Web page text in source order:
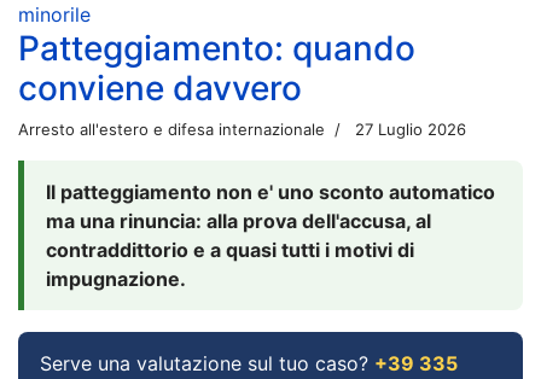
minorile
Patteggiamento: quando
conviene davvero
Arresto all'estero e difesa internazionale 27 Luglio 2026
Il patteggiamento non e' uno sconto automatico
ma una rinuncia: alla prova dell'accusa, al
contraddittorio e a quasi tutti i motivi di
impugnazione.
Serve una valutazione sul tuo caso? +39 335